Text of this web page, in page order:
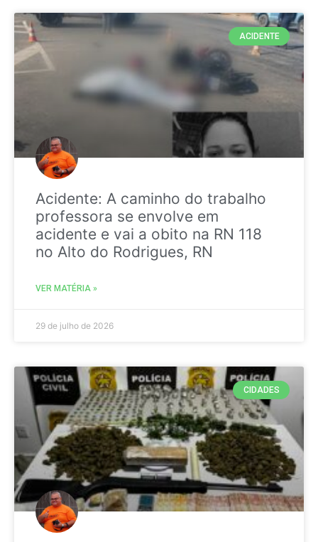
ACIDENTE
Acidente: A caminho do trabalho
professora se envolve em
acidente e vai a obito na RN 118
no Alto do Rodrigues, RN
VER MATÉRIA »
29 de julho de 2026
CIDADES